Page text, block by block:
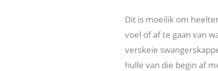
Dit is moeilik om
voel of af te gaan van
verskeie
hulle van die begin af